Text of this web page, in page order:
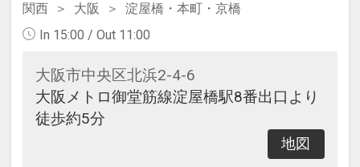
関西 大阪
淀屋橋・本町・京橋
In 15:00 / Out 11:00
大阪市中央区北浜2-4-6
大阪メトロ御堂筋線淀屋橋駅8番出口より
徒歩約5分
地図